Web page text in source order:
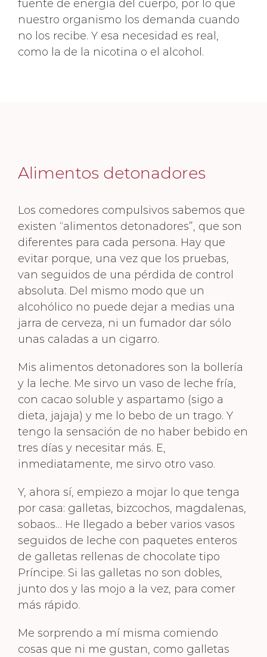
fuente de energía del cuerpo, por lo que
nuestro organismo los demanda cuando
no los recibe. Y esa necesidad es real,
como la de la nicotina o el alcohol.
Alimentos detonadores
Los comedores compulsivos sabemos que
existen “alimentos detonadores”, que son
diferentes para cada persona. Hay que
evitar porque, una vez que los pruebas,
van seguidos de una pérdida de control
absoluta. Del mismo modo que un
alcohólico no puede dejar a medias una
jarra de cerveza, ni un fumador dar sólo
unas caladas a un cigarro.
Mis alimentos detonadores son la bollería
y la leche. Me sirvo un vaso de leche fría,
con cacao soluble y aspartamo (sigo a
dieta, jajaja) y me lo bebo de un trago. Y
tengo la sensación de no haber bebido en
tres días y necesitar más. E,
inmediatamente, me sirvo otro vaso.
Y, ahora sí, empiezo a mojar lo que tenga
por casa: galletas, bizcochos, magdalenas,
sobaos… He llegado a beber varios vasos
seguidos de leche con paquetes enteros
de galletas rellenas de chocolate tipo
Príncipe. Si las galletas no son dobles,
junto dos y las mojo a la vez, para comer
más rápido.
Me sorprendo a mí misma comiendo
cosas que ni me gustan, como galletas